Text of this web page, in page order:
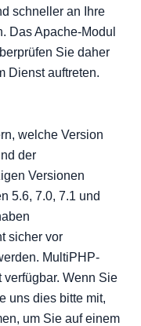
schneller an Ihre
Das Apache-Modul
Sie daher
Dienst auftreten.
welche Version
der
Versionen
5.6, 7.0, 7.1 und
sicher vor
MultiPHP-
verfügbar. Wenn Sie
uns dies bitte mit,
um Sie auf einem